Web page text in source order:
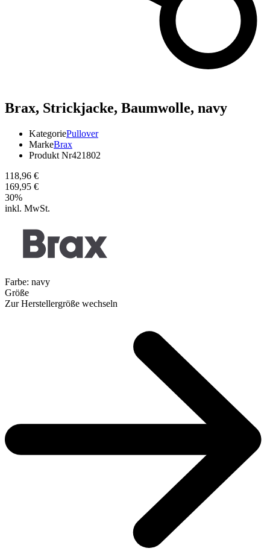
Brax, Strickjacke, Baumwolle, navy
KategoriePullover
MarkeBrax
Produkt Nr421802
118,96 €
169,95 €
30%
inkl. MwSt.
Farbe: navy
Größe
Zur Herstellergröße wechseln